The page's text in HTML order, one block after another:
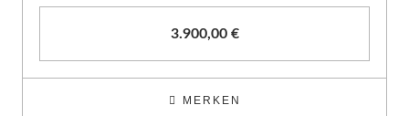
3.900,00 €
MERKEN